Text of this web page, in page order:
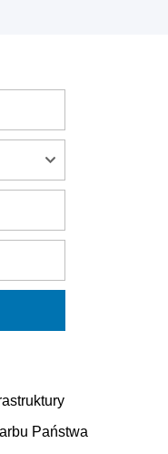
Państwa